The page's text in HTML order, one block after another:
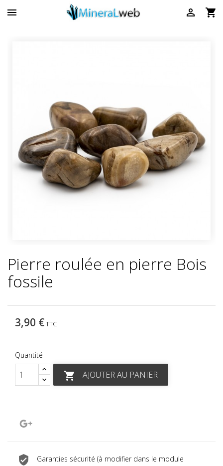
 

Pierre roulée en pierre Bois
fossile
3,90 €TTC
Quantité
 AJOUTER AU PANIER
Garanties sécurité (à modifier dans le module